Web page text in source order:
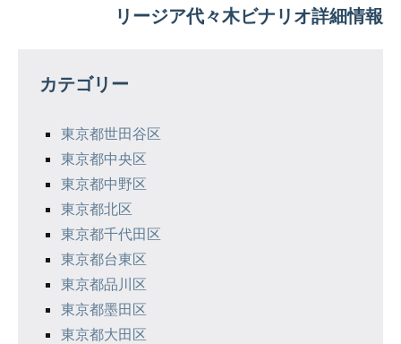
ー
リージア代々木ビナリオ詳細情報
カテゴリー
東京都世田谷区
東京都中央区
東京都中野区
東京都北区
東京都千代田区
東京都台東区
東京都品川区
東京都墨田区
東京都大田区